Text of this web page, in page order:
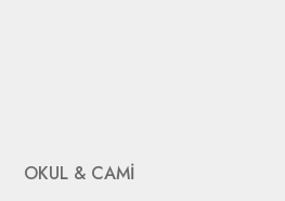
OKUL & CAMİ